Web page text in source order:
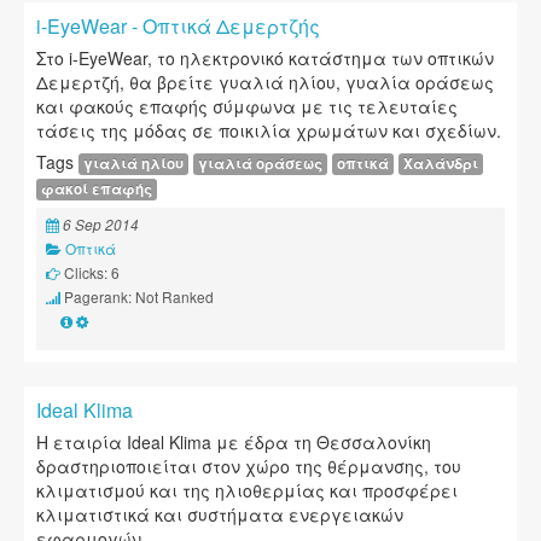
i-EyeWear - Οπτικά Δεμερτζής
Στο i-EyeWear, το ηλεκτρονικό κατάστημα των οπτικών
Δεμερτζή, θα βρείτε γυαλιά ηλίου, γυαλία οράσεως
και φακούς επαφής σύμφωνα με τις τελευταίες
τάσεις της μόδας σε ποικιλία χρωμάτων και σχεδίων.
Tags γιαλιά ηλίου γιαλιά οράσεως οπτικά
Χαλάνδρι
φακοί επαφής
6 Sep 2014
Οπτικά
Clicks: 6
Pagerank: Not Ranked
Ideal Klima
Η εταιρία Ideal Klima με έδρα τη Θεσσαλονίκη
δραστηριοποιείται στον χώρο της θέρμανσης, του
κλιματισμού και της ηλιοθερμίας και προσφέρει
κλιματιστικά και συστήματα ενεργειακών